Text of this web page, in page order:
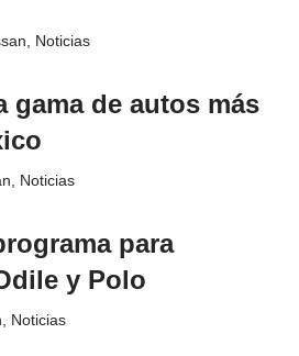
, Noticias
gama de autos más
, Noticias
para
y Polo
, Noticias